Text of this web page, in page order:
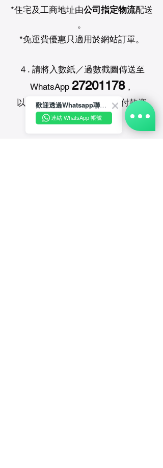
*住宅及工商地址由公司指定物流配送
。
*免運費優惠只適用於網站訂單。
４. 請將入數紙／過數截圖傳送至
WhatsApp 27201178，
以確保我們能夠為閣下核對付款資
料。
歡迎透過Whatsapp聯絡我們☺️~
連結 WhatsApp 帳號